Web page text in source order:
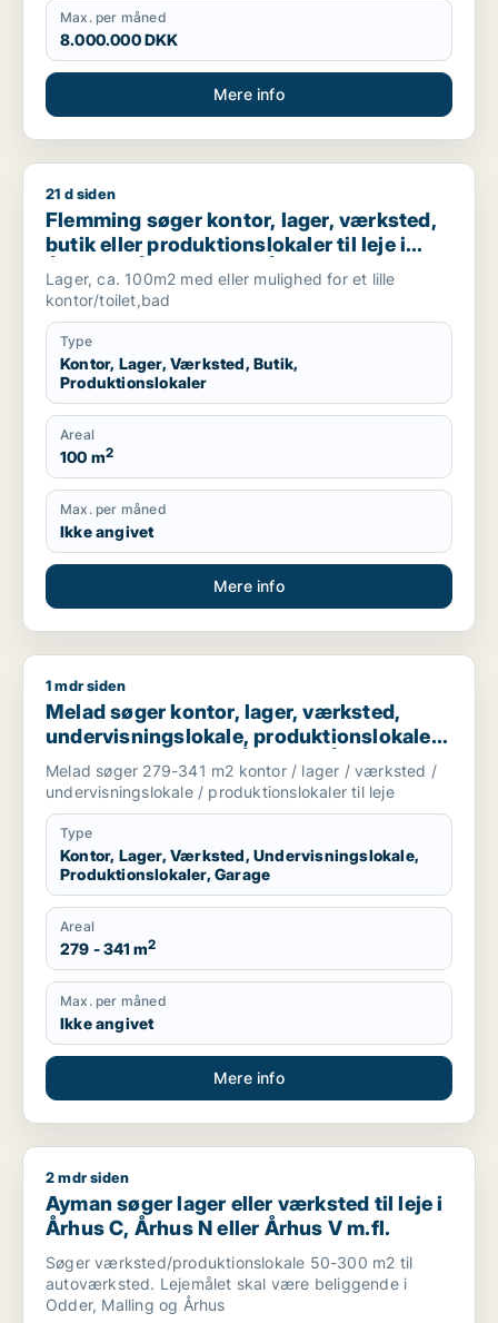
Max. per måned
8.000.000 DKK
Mere info
Flemming søger kontor, lager, værksted, butik eller
21 d siden
Flemming søger kontor, lager, værksted,
butik eller produktionslokaler til leje i
Århus N, Århus V eller Åbyhøj m.fl.
Lager, ca. 100m2 med eller mulighed for et lille
kontor/toilet,bad
Type
Kontor, Lager, Værksted, Butik,
Produktionslokaler
Areal
100 m2
Max. per måned
Ikke angivet
Mere info
Melad søger kontor, lager, værksted, undervisningslokale,
1 mdr siden
Melad søger kontor, lager, værksted,
undervisningslokale, produktionslokaler
eller garage til leje i Århus N, Århus V eller
Brabrand m.fl.
Melad søger 279-341 m2 kontor / lager / værksted /
undervisningslokale / produktionslokaler til leje
Type
Kontor, Lager, Værksted, Undervisningslokale,
Produktionslokaler, Garage
Areal
279 - 341 m2
Max. per måned
Ikke angivet
Mere info
Ayman søger lager eller værksted til leje i Århus C, Århus N
2 mdr siden
Ayman søger lager eller værksted til leje i
Århus C, Århus N eller Århus V m.fl.
Søger værksted/produktionslokale 50-300 m2 til
autoværksted. Lejemålet skal være beliggende i
Odder, Malling og Århus